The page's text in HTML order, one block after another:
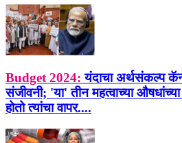
Budget 2024: यंदाचा अर्थसंकल्प
संजीवनी; 'या' तीन महत्वाच्या
होतो त्यांचा वापर....